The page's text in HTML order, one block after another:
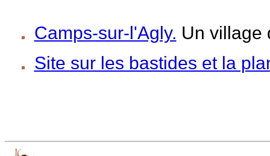
Camps-sur-l'Agly. Un village
Site sur les bastides et la